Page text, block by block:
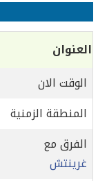
العنوان
الوقت الان
المنطقة الزمنية
الفرق مع
غرينتش